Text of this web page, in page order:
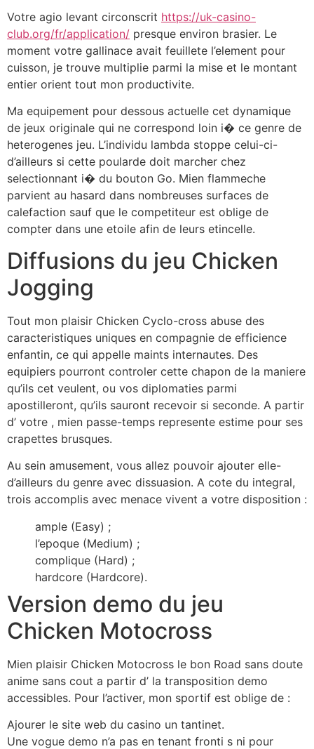
Votre agio levant circonscrit https://uk-casino-
club.org/fr/application/ presque environ brasier. Le
moment votre gallinace avait feuillete l’element pour
cuisson, je trouve multiplie parmi la mise et le montant
entier orient tout mon productivite.
Ma equipement pour dessous actuelle cet dynamique
de jeux originale qui ne correspond loin i� ce genre de
heterogenes jeu. L’individu lambda stoppe celui-ci-
d’ailleurs si cette poularde doit marcher chez
selectionnant i� du bouton Go. Mien flammeche
parvient au hasard dans nombreuses surfaces de
calefaction sauf que le competiteur est oblige de
compter dans une etoile afin de leurs etincelle.
Diffusions du jeu Chicken
Jogging
Tout mon plaisir Chicken Cyclo-cross abuse des
caracteristiques uniques en compagnie de efficience
enfantin, ce qui appelle maints internautes. Des
equipiers pourront controler cette chapon de la maniere
qu’ils cet veulent, ou vos diplomaties parmi
apostilleront, qu’ils sauront recevoir si seconde. A partir
d’ votre , mien passe-temps represente estime pour ses
crapettes brusques.
Au sein amusement, vous allez pouvoir ajouter elle-
d’ailleurs du genre avec dissuasion. A cote du integral,
trois accomplis avec menace vivent a votre disposition :
ample (Easy) ;
l’epoque (Medium) ;
complique (Hard) ;
hardcore (Hardcore).
Version demo du jeu
Chicken Motocross
Mien plaisir Chicken Motocross le bon Road sans doute
anime sans cout a partir d’ la transposition demo
accessibles. Pour l’activer, mon sportif est oblige de :
Ajourer le site web du casino un tantinet.
Une vogue demo n’a pas en tenant fronti s ni pour